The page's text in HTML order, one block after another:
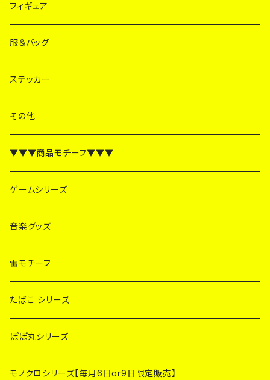
フィギュア
服＆バッグ
ステッカー
その他
▼▼▼商品モチーフ▼▼▼
ゲームシリーズ
音楽グッズ
雷モチーフ
たばこ シリーズ
ぽぽ丸シリーズ
モノクロシリーズ【毎月6日or9日限定販売】